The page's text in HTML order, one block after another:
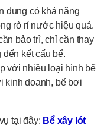
dụng có khả năng
rò rỉ nước hiệu quả.
bảo trì, chỉ cần thay
kết cấu bể.
với nhiều loại hình bể
kinh doanh, bể bơi
tại đây: Bể xây lót